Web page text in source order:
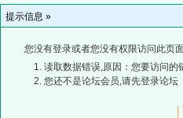
提示信息 »
您没有登录或者您没有权限访问此页
读取数据错误,原因：您要访问的
您还不是论坛会员,请先登录论坛